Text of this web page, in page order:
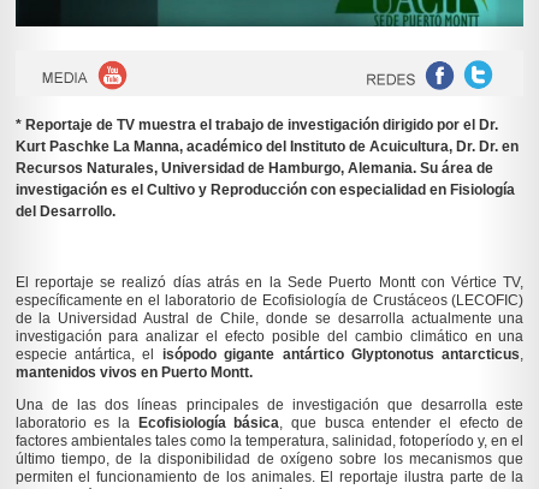
* Reportaje de TV muestra el trabajo de investigación dirigido por el Dr.
Kurt Paschke La Manna, académico del Instituto de Acuicultura, Dr. Dr. en
Recursos Naturales, Universidad de Hamburgo, Alemania. Su área de
investigación es el Cultivo y Reproducción con especialidad en Fisiología
del Desarrollo.
El reportaje se realizó días atrás en la Sede Puerto Montt con Vértice TV,
específicamente en el laboratorio de Ecofisiología de Crustáceos (LECOFIC)
de la Universidad Austral de Chile, donde se desarrolla actualmente una
investigación para analizar el efecto posible del cambio climático en una
especie antártica, el isópodo gigante antárticoGlyptonotus antarcticus
mantenidos vivos en Puerto Montt.
Una de las dos líneas principales de investigación que desarrolla este
laboratorio es la
Ecofisiología básica, que busca entender el efecto de
factores ambientales tales como la temperatura, salinidad, fotoperíodo y, en el
último tiempo, de la disponibilidad de oxígeno sobre los mecanismos que
permiten el funcionamiento de los animales. El reportaje ilustra parte de la